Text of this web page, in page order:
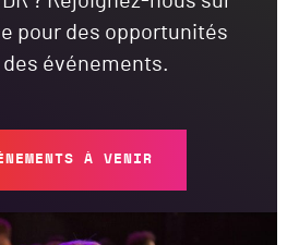
pour des opportunités
événements.
À VENIR